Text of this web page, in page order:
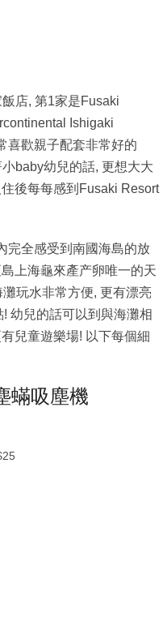
店, 第1家是Fusaki
Ishigaki
喜歡親子配套非常好的
baby幼兒的話, 更想大大
後每每感到Fusaki Resort
完全感受到南國海島的放
上海龜來產产卵唯一的天
玩水非常方便, 更有漂亮
幼兒的話可以到與海灘相
兒童遊樂場! 以下每個細
蟎吸塵機